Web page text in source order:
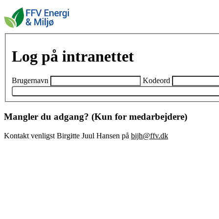
Log på intranettet
Brugernavn Kodeord
Mangler du adgang? (Kun for medarbejdere)
Kontakt venligst Birgitte Juul Hansen på bijh@ffv.dk